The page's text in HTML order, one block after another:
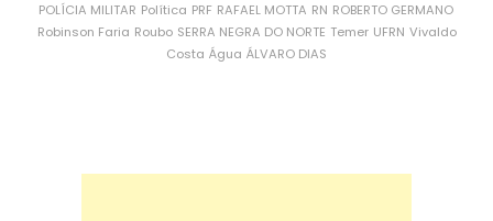
POLÍCIA MILITAR Política PRF RAFAEL MOTTA RN ROBERTO GERMANO
Robinson Faria Roubo SERRA NEGRA DO NORTE Temer UFRN Vivaldo
Costa Água ÁLVARO DIAS